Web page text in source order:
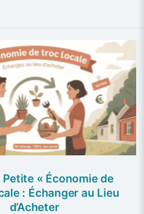
Petite « Économie de
: Échanger au Lieu
d’Acheter